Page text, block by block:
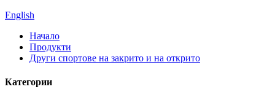
English
Начало
Продукти
Други спортове на закрито и на открито
Категории